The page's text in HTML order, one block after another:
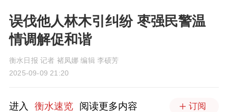
误伐他人林木引纠纷 枣强民警温
情调解促和谐
衡水日报 记者 褚凤娜 编辑 李硕芳
2025-09-09 21:20
进入 衡水速览 阅读更多内容 订阅